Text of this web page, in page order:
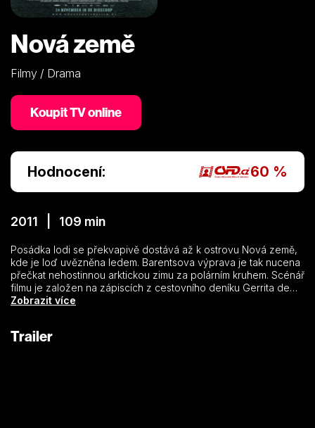
Nová země
Filmy / Drama
Koupit TV online
Hodnocení: 60 %
2011 | 109 min
Posádka lodi se překvapivě dostává až k ostrovu Nová země,
kde je loď uvězněna ledem. Barentsova výprava je tak nucena
přečkat nehostinnou arktickou zimu za polárním kruhem. Scénář
filmu je založen na zápiscích z cestovního deníku Gerrita de
Veera, jednoho z kartografů a členů výpravy. Tento film
Zobrazit více
Trailer